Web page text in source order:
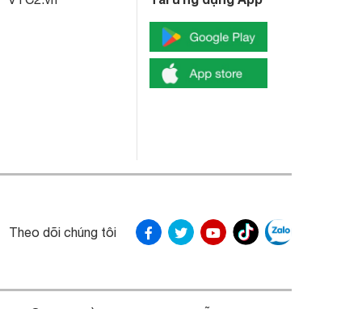
Theo dõi chúng tôi